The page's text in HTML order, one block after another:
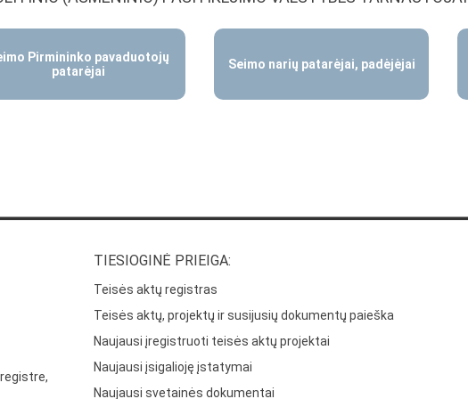
Pirmininko pavaduotojų
patarėjai
Seimo narių patarėjai, padėjėjai
TIESIOGINĖ PRIEIGA:
Teisės aktų registras
Teisės aktų, projektų ir susijusių dokumentų paieška
Naujausi įregistruoti teisės aktų projektai
Naujausi įsigalioję įstatymai
Naujausi svetainės dokumentai